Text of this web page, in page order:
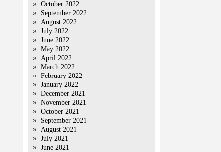
October 2022
September 2022
August 2022
July 2022
June 2022
May 2022
April 2022
March 2022
February 2022
January 2022
December 2021
November 2021
October 2021
September 2021
August 2021
July 2021
June 2021